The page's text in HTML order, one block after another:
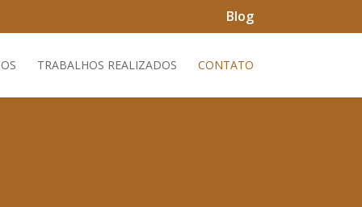
Blog
TRABALHOS REALIZADOS CONTATO